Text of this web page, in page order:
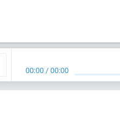
00:00 /00:00